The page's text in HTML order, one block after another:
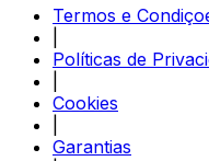
Termos e
Políticas de
Cookies
Garantias